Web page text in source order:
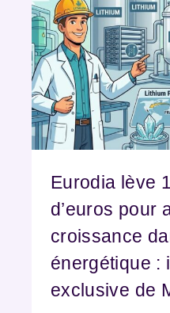
Eurodia lève
d’euros pour
croissance
énergétique :
exclusive de